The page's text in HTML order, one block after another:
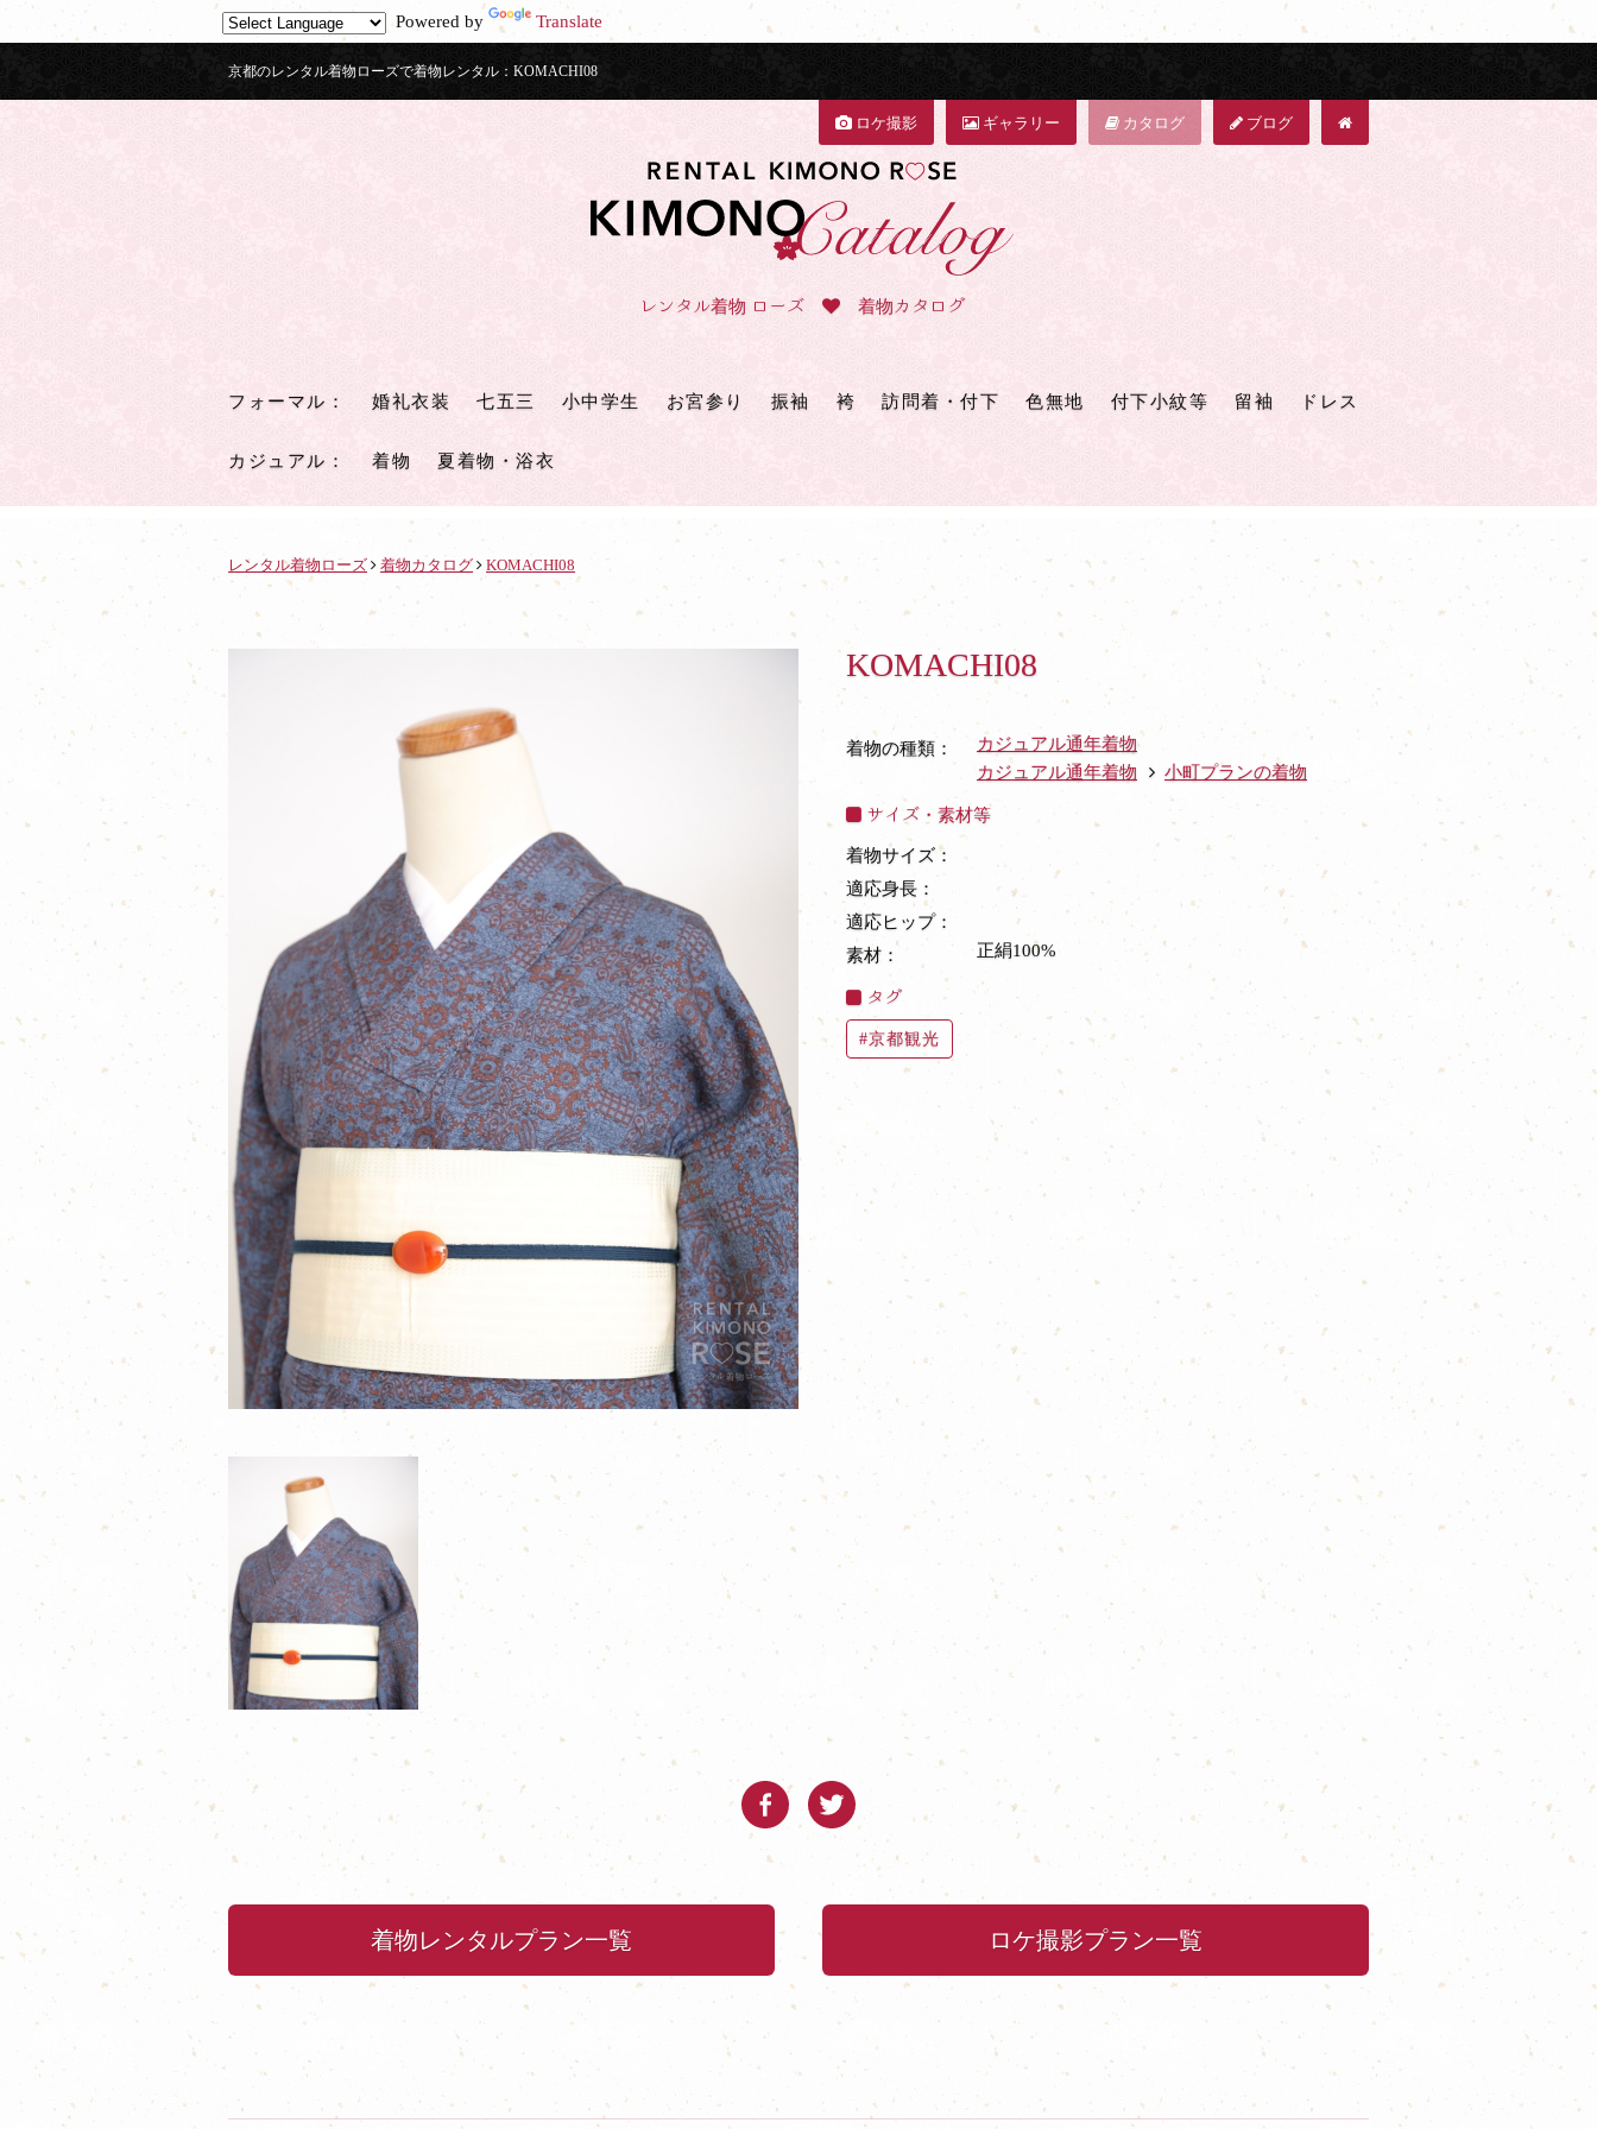
Powered by Translate
京都のレンタル着物ローズで着物レンタル：KOMACHI08
ロケ撮影 ギャラリー カタログ ブログ
レンタル着物 ローズ 着物カタログ
フォーマル ： 婚礼衣装 七五三 小中学生 お宮参り 振袖 袴 訪問着・付下 色無地 付下小紋等 留袖 ドレス
カジュアル ： 着物 夏着物・浴衣
レンタル着物ローズ 着物カタログ KOMACHI08
KOMACHI08
着物の種類：
カジュアル通年着物
カジュアル通年着物
小町プランの着物
サイズ・素材等
着物サイズ：
適応身長：
適応ヒップ：
素材：
正絹100%
タグ
京都観光
着物レンタルプラン一覧 ロケ撮影プラン一覧